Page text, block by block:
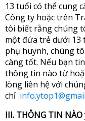
13 tuổi có thể cung
Công ty hoặc trên
tôi biết rằng chúng
một đứa trẻ dưới 13
phụ huynh, chúng
càng tốt. Nếu bạn
thông tin nào từ
lòng liên hệ với
chỉ
III. THÔNG TIN